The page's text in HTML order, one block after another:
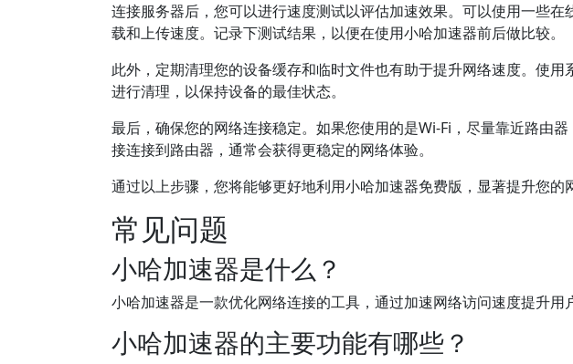
连接服务器后，您可以进行速度测试以评估加速效果。可以使用一些在
载和上传速度。记录下测试结果，以便在使用小哈加速器前后做比较。
此外，定期清理您的设备缓存和临时文件也有助于提升网络速度。使
进行清理，以保持设备的最佳状态。
最后，确保您的网络连接稳定。如果您使用的是Wi-Fi，尽量靠近路由
接连接到路由器，通常会获得更稳定的网络体验。
通过以上步骤，您将能够更好地利用小哈加速器免费版，显著提升您的
常见问题
小哈加速器是什么？
小哈加速器是一款优化网络连接的工具，通过加速网络访问速度提升用
小哈加速器的主要功能有哪些？